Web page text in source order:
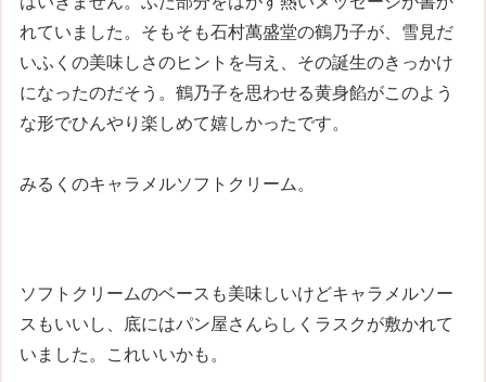
れていました。そもそも石村萬盛堂の鶴乃子が、雪見だ
いふくの美味しさのヒントを与え、その誕生のきっかけ
になったのだそう。鶴乃子を思わせる黄身餡がこのよう
な形でひんやり楽しめて嬉しかったです。
みるくのキャラメルソフトクリーム。
ソフトクリームのベースも美味しいけどキャラメルソー
スもいいし、底にはパン屋さんらしくラスクが敷かれて
いました。これいいかも。